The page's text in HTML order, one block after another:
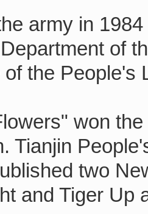
army in
of
the People's
won
Tianjin
two
and Tiger Up